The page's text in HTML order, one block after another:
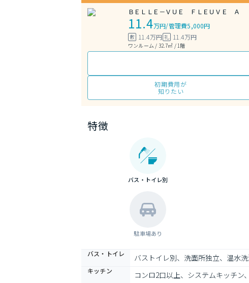
ＢＥＬＬＥ－ＶＵＥ ＦＬＥＵＶＥ Ａ
11.4万円/管理費5,000円
敷 11.4万円 礼 11.4万円
ワンルーム / 32.7㎡ / 1階
初期費用が
知りたい
特徴
バス・トイレ別
駐車場あり
バス・トイレ バストイレ別、洗面所独立、温水
キッチン コンロ2口以上、システムキッチン